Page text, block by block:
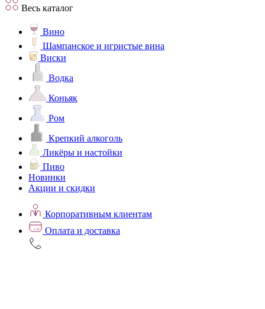
Весь каталог
Вино
Шампанское и игристые вина
Виски
Водка
Коньяк
Ром
Крепкий алкоголь
Ликёры и настойки
Пиво
Новинки
Акции и скидки
Корпоративным клиентам
Оплата и доставка